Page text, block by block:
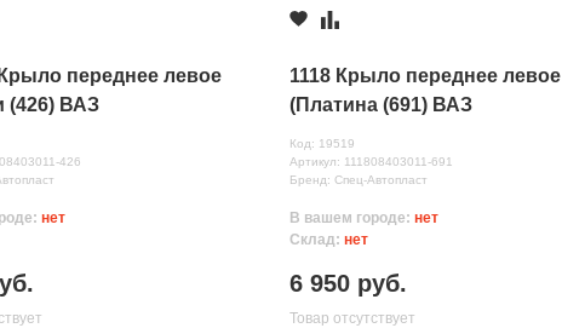
переднее левое
(426) ВАЗ
426
нет
1118 Крыло переднее левое
(Платина (691) ВАЗ
Код: 19519
Артикул: 111808403011-691
Бренд: Спец-Автопласт
В вашем городе: нет
Склад: нет
6 950 руб.
Товар отсутствует